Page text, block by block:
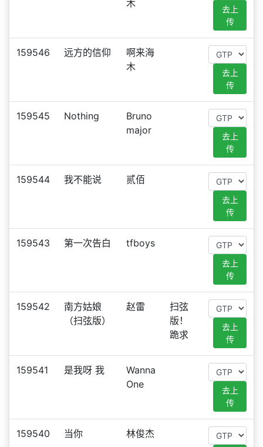
木
去上
传
159546 远方的信仰
啊来海
木
去上
传
159545 Nothing
Bruno
major
去上
传
159544 我不能说 贰佰
去上
传
159543 第一次告白 tfboys
去上
传
159542
南方姑娘
（扫弦版）
赵雷
扫弦
版！
跪求
去上
传
159541 是我呀 我
Wanna
One
去上
传
159540 当你 林俊杰